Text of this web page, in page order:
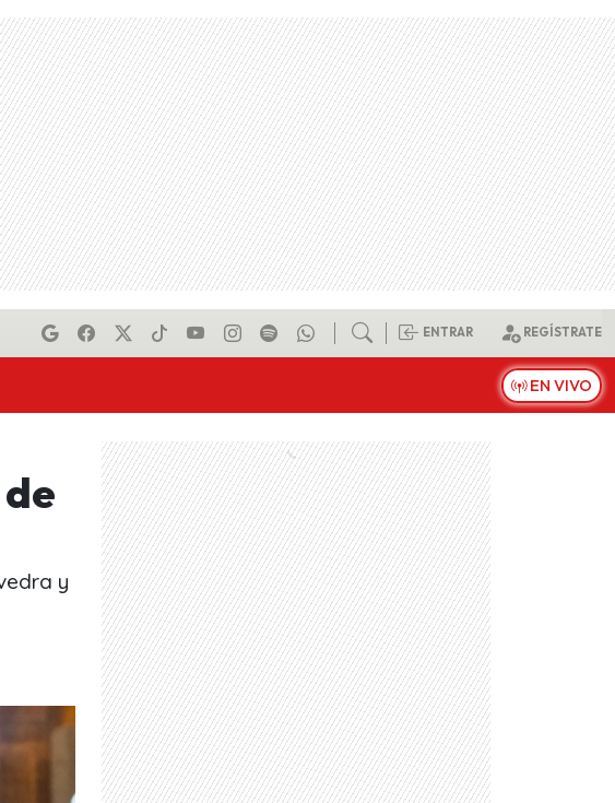
ENTRAR REGÍSTRATE
EN VIVO
y